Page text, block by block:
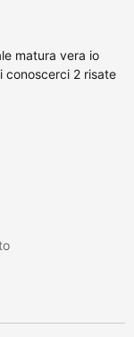
matura vera io
conoscerci 2 risate